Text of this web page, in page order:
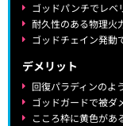
ゴッドパンチでレベ
耐久性のある物理火
ゴッドチェイン発動
デメリット
回復パラディンのよ
ゴッドガードで被ダ
こころ枠に黄色があ